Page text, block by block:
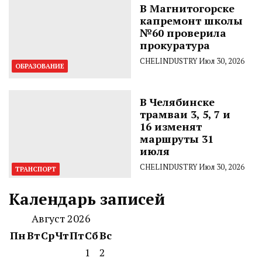
ОБРАЗОВАНИЕ
В Магнитогорске
капремонт школы
№60 проверила
прокуратура
CHELINDUSTRYИюл 30, 2026
ТРАНСПОРТ
В Челябинске
трамваи 3, 5, 7 и
16 изменят
маршруты 31
июля
CHELINDUSTRYИюл 30, 2026
Календарь записей
Август 2026
ПнВтСрЧтПтСбВс
1
2